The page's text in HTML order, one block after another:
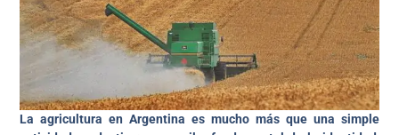
La agricultura en Argentina es mucho más que una simple